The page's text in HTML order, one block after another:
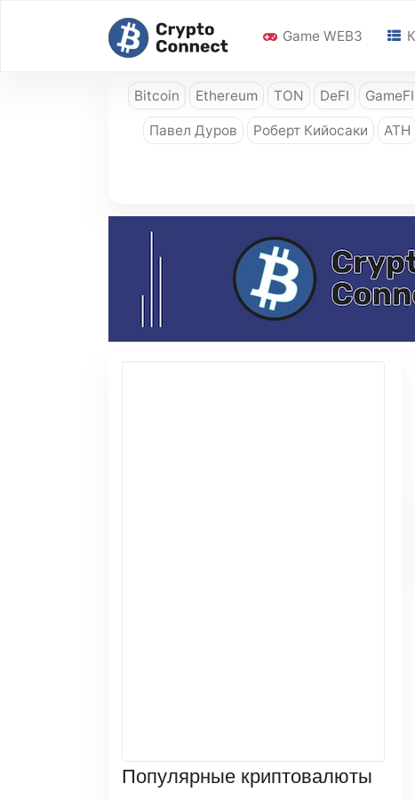
Game WEB3
Bitcoin Ethereum TON DeFI GameFI
Павел Дуров Роберт Кийосаки ATH
Популярные криптовалюты